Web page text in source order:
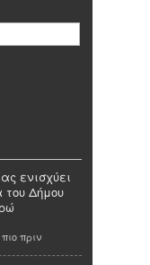
ενισχύει
του Δήμου
πιο πριν